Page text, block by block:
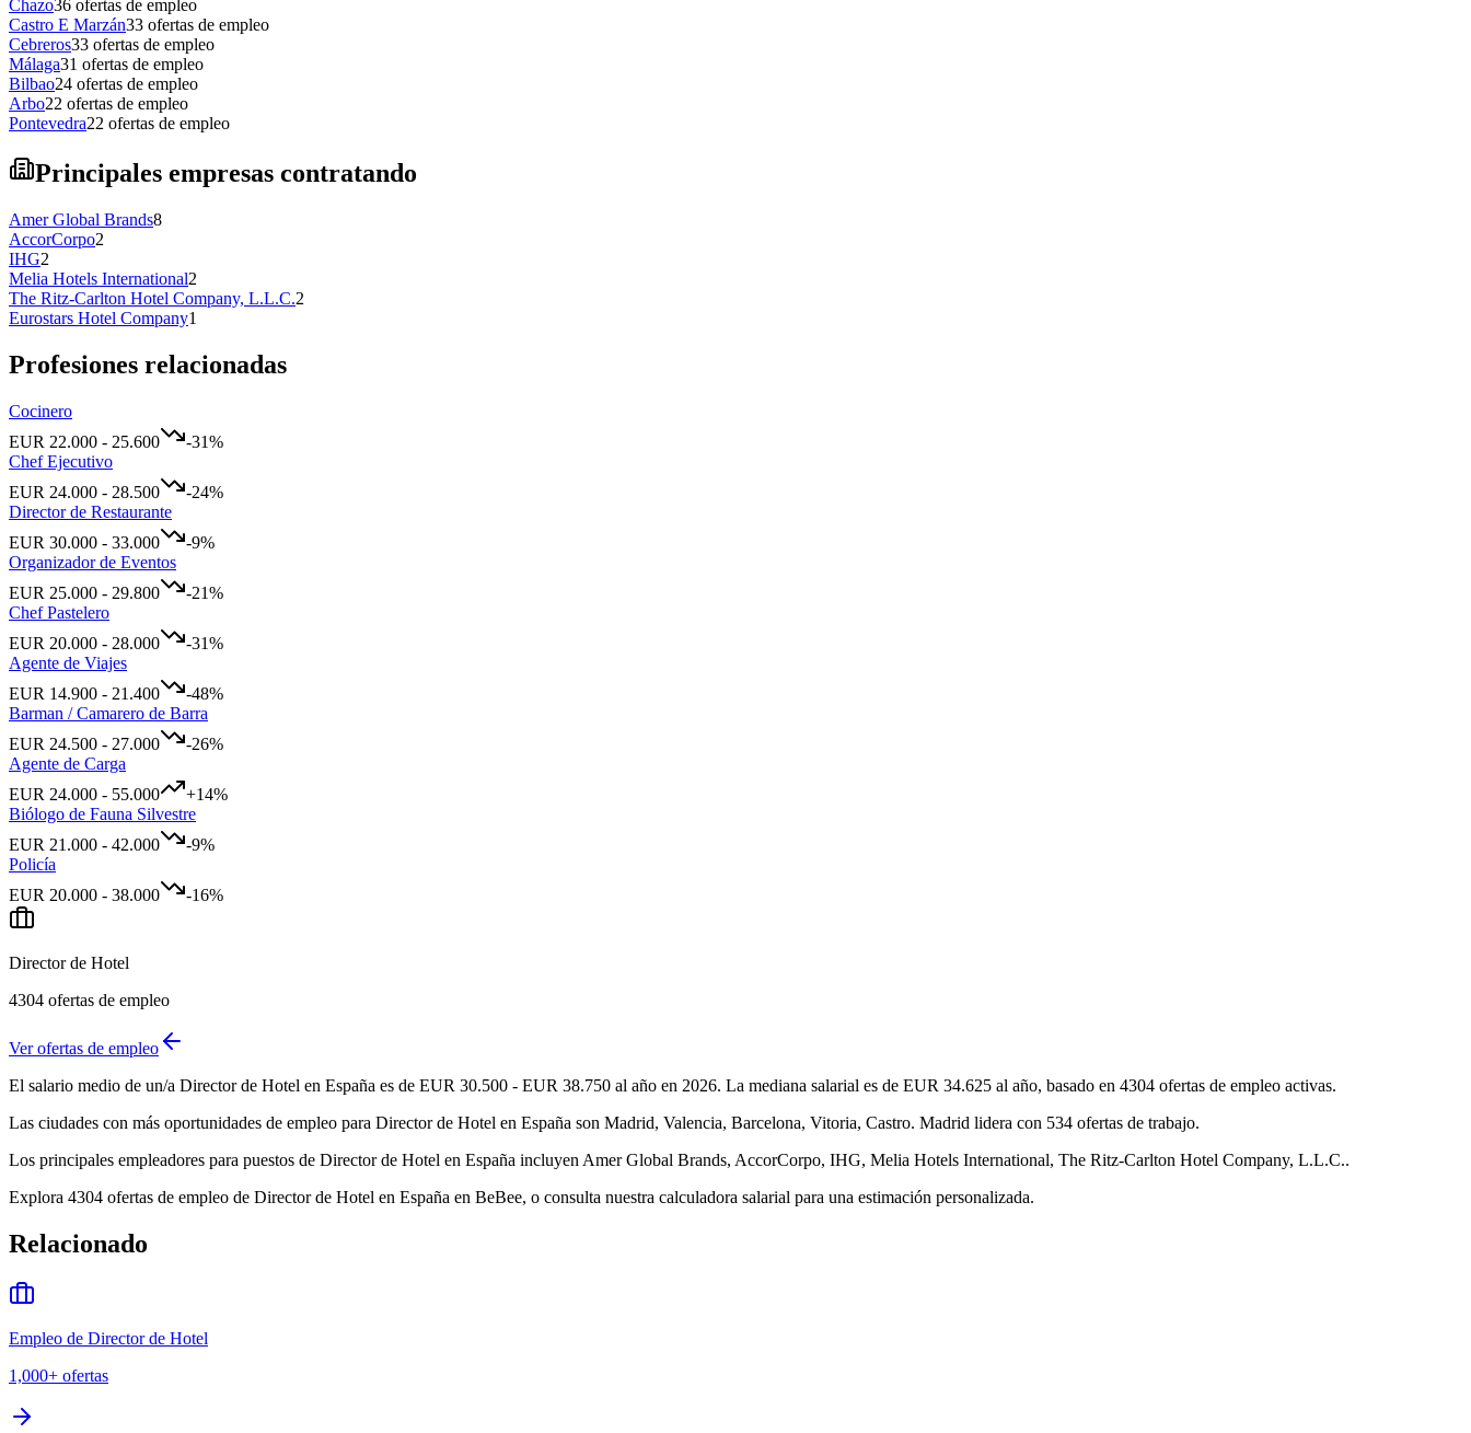
Chazo36 ofertas de empleo
Castro E Marzán33 ofertas de empleo
Cebreros33 ofertas de empleo
Málaga31 ofertas de empleo
Bilbao24 ofertas de empleo
Arbo22 ofertas de empleo
Pontevedra22 ofertas de empleo
Principales empresas contratando
Amer Global Brands8
AccorCorpo2
IHG2
Melia Hotels International2
The Ritz-Carlton Hotel Company, L.L.C.2
Eurostars Hotel Company1
Profesiones relacionadas
Cocinero
EUR 22.000 - 25.600 -31%
Chef Ejecutivo
EUR 24.000 - 28.500 -24%
Director de Restaurante
EUR 30.000 - 33.000 -9%
Organizador de Eventos
EUR 25.000 - 29.800 -21%
Chef Pastelero
EUR 20.000 - 28.000 -31%
Agente de Viajes
EUR 14.900 - 21.400 -48%
Barman / Camarero de Barra
EUR 24.500 - 27.000 -26%
Agente de Carga
EUR 24.000 - 55.000 +14%
Biólogo de Fauna Silvestre
EUR 21.000 - 42.000 -9%
Policía
EUR 20.000 - 38.000 -16%
Director de Hotel
4304 ofertas de empleo
Ver ofertas de empleo
El salario medio de un/a Director de Hotel en España es de EUR 30.500 - EUR 38.750 al año en 2026. La mediana salarial es de EUR 34.625 al año, basado en 4304 ofertas de empleo activas.
Las ciudades con más oportunidades de empleo para Director de Hotel en España son Madrid, Valencia, Barcelona, Vitoria, Castro. Madrid lidera con 534 ofertas de trabajo.
Los principales empleadores para puestos de Director de Hotel en España incluyen Amer Global Brands, AccorCorpo, IHG, Melia Hotels International, The Ritz-Carlton Hotel Company, L.L.C..
Explora 4304 ofertas de empleo de Director de Hotel en España en BeBee, o consulta nuestra calculadora salarial para una estimación personalizada.
Relacionado
Empleo de Director de Hotel
1,000+ ofertas